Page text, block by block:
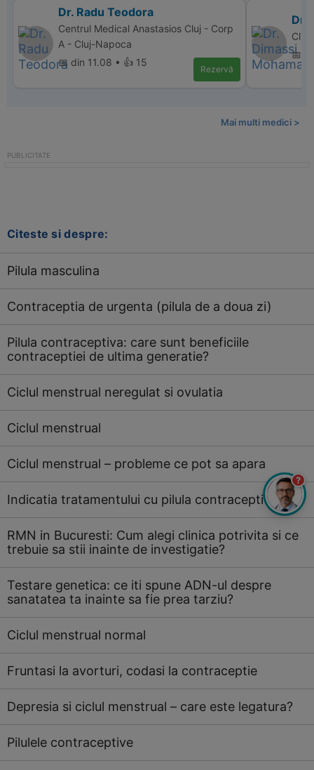
Dr. Radu Teodora
Centrul Medical Anastasios Cluj - Corp
A - Cluj-Napoca
📅 din 11.08 • 👍 15
Rezervă
Dr.
📅
Mai multi medici >
Citeste si despre:
Pilula masculina
Contraceptia de urgenta (pilula de a doua zi)
Pilula contraceptiva: care sunt beneficiile
contraceptiei de ultima generatie?
Ciclul menstrual neregulat si ovulatia
Ciclul menstrual
Ciclul menstrual – probleme ce pot sa apara
Indicatia tratamentului cu pilula contraceptiva
RMN in Bucuresti: Cum alegi clinica potrivita si ce
trebuie sa stii inainte de investigatie?
Testare genetica: ce iti spune ADN-ul despre
sanatatea ta inainte sa fie prea tarziu?
Ciclul menstrual normal
Fruntasi la avorturi, codasi la contraceptie
Depresia si ciclul menstrual – care este legatura?
Pilulele contraceptive
?